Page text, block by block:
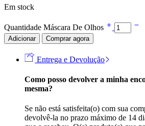
Em stock
Quantidade Máscara De Olhos
Adicionar Comprar agora
Entrega e Devolução
Como posso devolver a minha
mesma?
Se não está satisfeita(o) com sua
devolvê-la no prazo máximo de 14